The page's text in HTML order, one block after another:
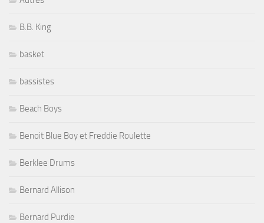
B.B. King
basket
bassistes
Beach Boys
Benoit Blue Boy et Freddie Roulette
Berklee Drums
Bernard Allison
Bernard Purdie